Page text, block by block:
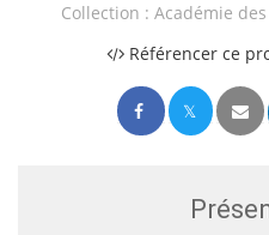
Collection : Académie
Référencer ce